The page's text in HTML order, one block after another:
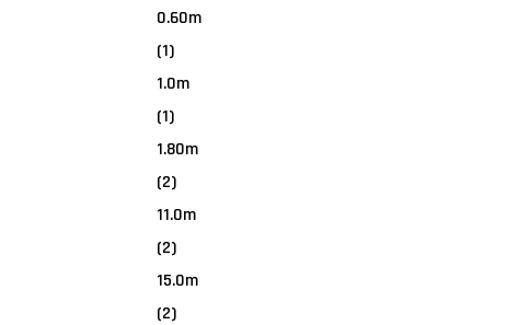
0.60m
(1)
1.0m
(1)
1.80m
(2)
11.0m
(2)
15.0m
(2)